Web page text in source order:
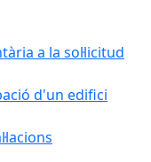
a la sol·licitud
d'un edifici